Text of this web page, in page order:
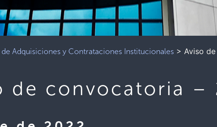
Adquisiciones y Contrataciones Institucionales >Aviso
de convocatoria –